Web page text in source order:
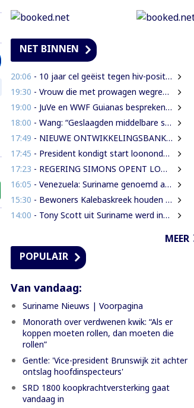
NET BINNEN
20:06 - 10 jaar cel geëist tegen hiv-positieve man voor vrijheidsberoving, mishandeling en verkrachting van sekswerkster
19:30 - Vrouw die met prowagen wegreed blijft achter tralies
19:00 - JuVe en WWF Guianas bespreken samenwerking rond natuurbescherming
18:00 - Wang: “Geslaagden middelbare school moeten 450 SRD betalen om diploma te ontvangen”
17:49 - NIEUWE ONTWIKKELINGSBANK MOET GUYANESE BEDRIJVEN KLAARSTOMEN OM BUITENLANDSE BEDRIJVEN TE VERVANGEN
17:45 - President kondigt start loononderhandelingen met vakbonden aan
17:23 - REGERING SIMONS OPENT LOONONDERHANDELINGEN MET OVERHEIDSVAKBONDEN NA LICHTE FINANCIËLE ADEMRUIMTE
16:05 - Venezuela: Suriname genoemd als route in internationale cocaïnesmokkel naar Europa
15:30 - Bewoners Kalebaskreek houden twee illegale vreemdelingen aan met vuurwapen en communicatieapparatuur
14:00 - Tony Scott uit Suriname werd internationaal bekend door zijn hiphouse muziek
MEER
POPULAIR
Van vandaag:
Suriname Nieuws | Voorpagina
Monorath over verdwenen kwik: “Als er
koppen moeten rollen, dan moeten die
rollen”
Gentle: 'Vice-president Brunswijk zit achter
ontslag hoofdinspecteurs'
SRD 1800 koopkrachtversterking gaat
vandaag in